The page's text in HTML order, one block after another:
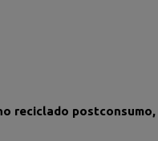
reciclado